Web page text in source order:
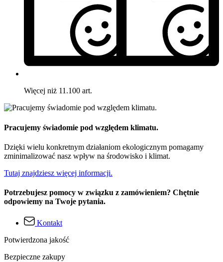
Więcej niż 11.100 art.
Pracujemy świadomie pod względem klimatu.
Dzięki wielu konkretnym działaniom ekologicznym pomagamy
zminimalizować nasz wpływ na środowisko i klimat.
Tutaj znajdziesz więcej informacji.
Potrzebujesz pomocy w związku z zamówieniem? Chętnie
odpowiemy na Twoje pytania.
Kontakt
Potwierdzona jakość
Bezpieczne zakupy